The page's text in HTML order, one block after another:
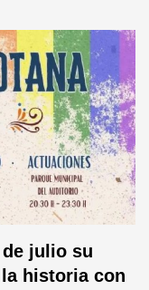
julio su
historia con